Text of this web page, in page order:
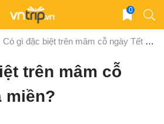
0
Có gì đặc biệt trên mâm cỗ ngày Tết ba miền?
trên mâm cỗ
miền?